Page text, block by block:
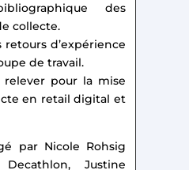
des
collecte.
retours d’expérience
de travail.
relever pour la mise
en retail digital et
par Nicole Rohsig
Justine